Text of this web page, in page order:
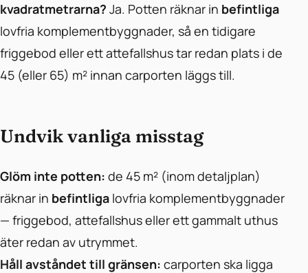
kvadratmetrarna? Ja. Potten räknar in befintliga
lovfria komplementbyggnader, så en tidigare
friggebod eller ett attefallshus tar redan plats i de
45 (eller 65) m² innan carporten läggs till.
Undvik vanliga misstag
Glöm inte potten: de 45 m² (inom detaljplan)
räknar in befintliga lovfria komplementbyggnader
— friggebod, attefallshus eller ett gammalt uthus
äter redan av utrymmet.
Håll avståndet till gränsen: carporten ska ligga